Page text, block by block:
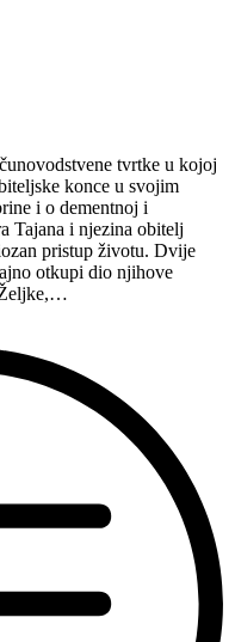
tvrtke u kojoj
konce u svojim
i o dementnoj i
Tajana i njezina obitelj
pristup životu. Dvije
otkupi dio njihove
Željke,…